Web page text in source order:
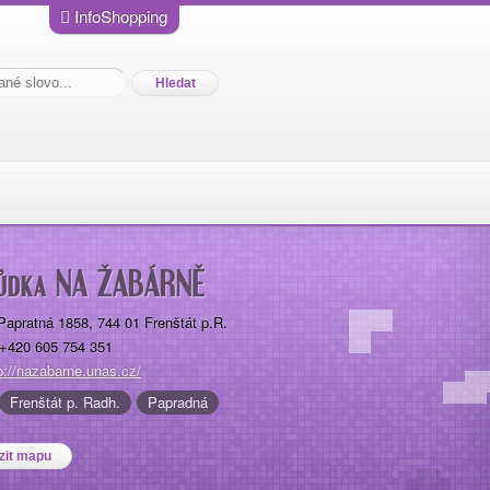
NA ŽABÁRNĚ
1858, 744 01 Frenštát p.R.
+420 605 754 351
nazabarne.unas.cz/
Frenštát p. Radh.
Papradná
InfoShopping